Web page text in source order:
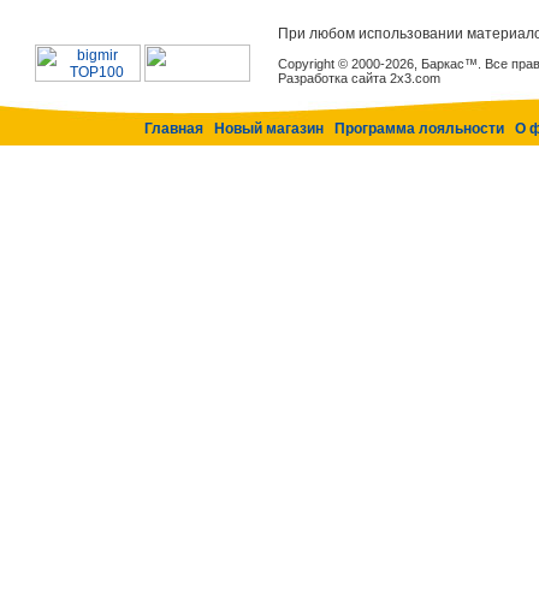
При любом использовании
Copyright © 2000-2026, Баркас™. Все
Разработка сайта 2x3.com
Главная Новый магазин Программа лояльности О